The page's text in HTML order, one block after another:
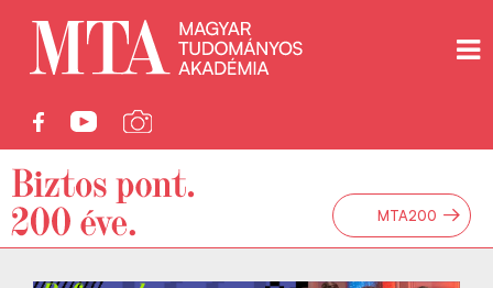
MTA200 →